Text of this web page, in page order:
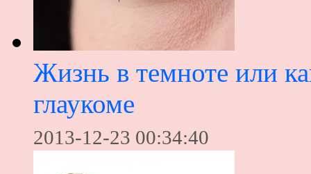
Жизнь в темноте или
глаукоме
2013-12-23 00:34:40